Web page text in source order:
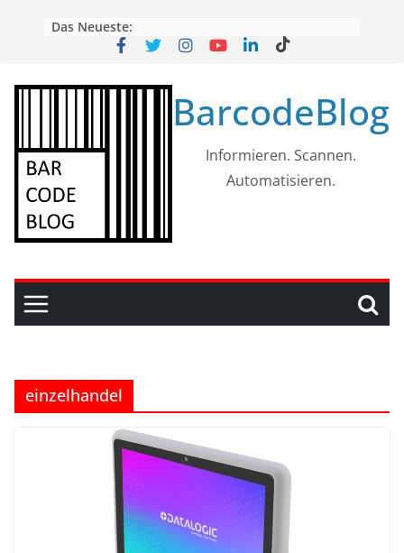
Das Neueste:
BarcodeBlog
Informieren. Scannen.
Automatisieren.
einzelhandel